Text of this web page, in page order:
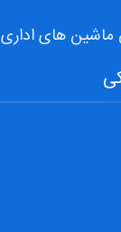
ماشین های اداری